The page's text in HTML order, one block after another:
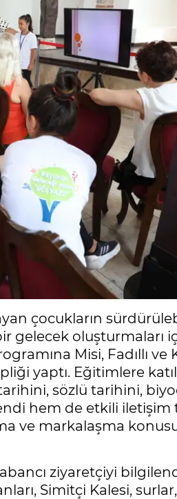
çocukların
gelecek oluşturmaları
Misi, Fadıllı ve
yaptı. Eğitimlere
tarihini, sözlü tarihini,
hem de etkili iletişim
ve markalaşma
ziyaretçiyi
Simitçi Kalesi,